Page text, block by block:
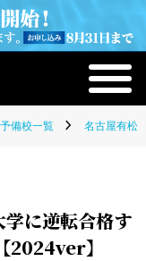
備校一覧 名古屋有松
学に逆転合格す
2024ver】